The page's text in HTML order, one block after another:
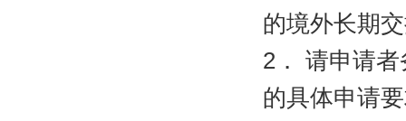
的境外长期
2 ．
请申请
的具体申请